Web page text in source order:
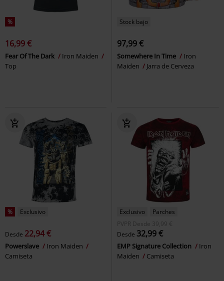
%
16,99 €
Fear Of The Dark
Iron Maiden
Top
Stock bajo
97,99 €
Somewhere In Time
Iron
Maiden
Jarra de Cerveza
% Exclusivo
Desde 22,94 €
Powerslave
Iron Maiden
Camiseta
Exclusivo
Parches
PVPR
Desde 39,99 €
Desde 32,99 €
EMP Signature Collection
Iron
Maiden
Camiseta